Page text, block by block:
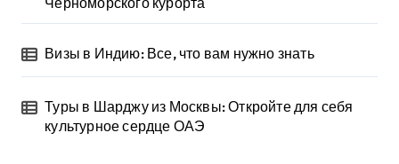
Визы в Индию: Все, что вам нужно знать
Туры в Шарджу из Москвы: Откройте для себя
культурное сердце ОАЭ